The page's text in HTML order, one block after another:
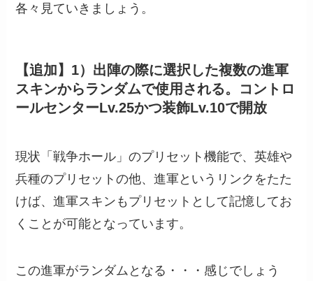
各々見ていきましょう。
【追加】1）出陣の際に選択した複数の進軍
スキンからランダムで使用される。コントロ
ールセンターLv.25かつ装飾Lv.10で開放
現状「戦争ホール」のプリセット機能で、英雄や
兵種のプリセットの他、進軍というリンクをたた
けば、進軍スキンもプリセットとして記憶してお
くことが可能となっています。
この進軍がランダムとなる・・・感じでしょう